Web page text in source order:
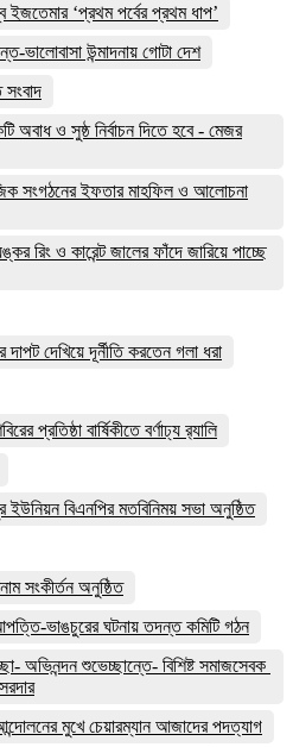
ইজতেমার ‘প্রথম পর্বের প্রথম ধাপ’
ভালোবাসা উন্মাদনায় গোটা দেশ
ও সুষ্ঠ নির্বাচন দিতে হবে - মেজর
সংগঠনের ইফতার মাহফিল ও আলোচনা
রিং ও কারেন্ট জালের ফাঁদে জারিয়ে পাচ্ছে
দেখিয়ে দূর্নীতি করতেন গলা ধরা
প্রতিষ্ঠা বার্ষিকীতে বর্ণাঢ্য র‌্যালি
বিএনপির মতবিনিময় সভা অনুষ্ঠিত
সংকীর্তন অনুষ্ঠিত
ভাঙচুরের ঘটনায় তদন্ত কমিটি গঠন
অভিনন্দন শুভেচ্ছান্তে- বিশিষ্ট সমাজসেবক
মুখে চেয়ারম্যান আজাদের পদত্যাগ